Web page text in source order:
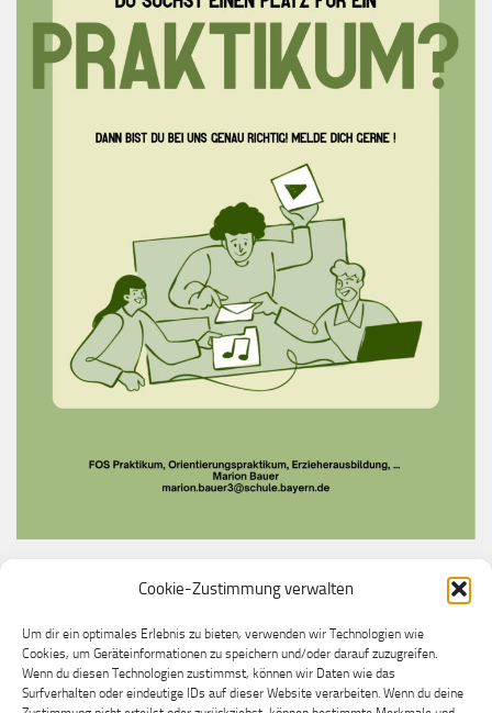
Cookie-Zustimmung verwalten
Um dir ein optimales Erlebnis zu bieten, verwenden wir Technologien wie
Cookies, um Geräteinformationen zu speichern und/oder darauf zuzugreifen.
Wenn du diesen Technologien zustimmst, können wir Daten wie das
Surfverhalten oder eindeutige IDs auf dieser Website verarbeiten. Wenn du deine
Melde dich gerne bei unserer Praktikumslehrkraft
Frau Marion Bauer